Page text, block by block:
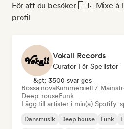
För att du besöker 🇫🇷 Mixe à
profil
Vokall Records
Curator För Spellistor
&gt; 3500 svar ges
Bossa novaKommersiell /
Deep houseFunk
Lägg till artister i min(a) Spotify-
Dansmusik Deep house Funk